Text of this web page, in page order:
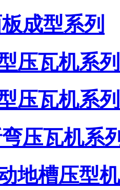
成型系列
压瓦机系列
压瓦机系列
压瓦机系
地槽压型机